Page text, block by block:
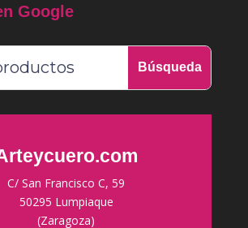
Google
C/ San Francisco C, 59
50295 Lumpiaque
(Zaragoza)